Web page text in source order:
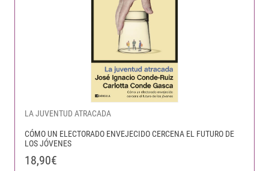
LA JUVENTUD ATRACADA
CÓMO UN ELECTORADO ENVEJECIDO CERCENA EL FUTURO DE
LOS JÓVENES
18,90€